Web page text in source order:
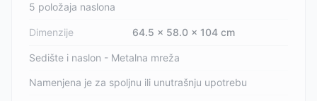
5 položaja naslona
Dimenzije 64.5 × 58.0 × 104 cm
Sedište i naslon - Metalna mreža
Namenjena je za spoljnu ili unutrašnju upotrebu